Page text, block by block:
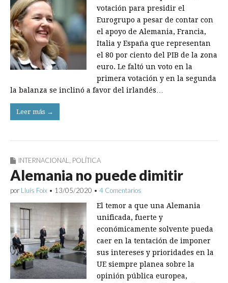
votación para presidir el
Eurogrupo a pesar de contar con
el apoyo de Alemania, Francia,
Italia y España que representan
el 80 por ciento del PIB de la zona
euro. Le faltó un voto en la
primera votación y en la segunda
la balanza se inclinó a favor del irlandés…
Leer más →
INTERNACIONAL, POLÍTICA
Alemania no puede dimitir
por Lluís Foix • 13/05/2020 • 4 Comentarios
El temor a que una Alemania
unificada, fuerte y
económicamente solvente pueda
caer en la tentación de imponer
sus intereses y prioridades en la
UE siempre planea sobre la
opinión pública europea,